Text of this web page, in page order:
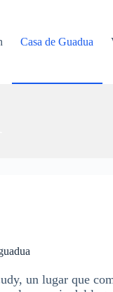
Casa de Guadua
un lugar que